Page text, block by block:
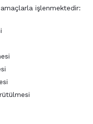
işlenmektedir: